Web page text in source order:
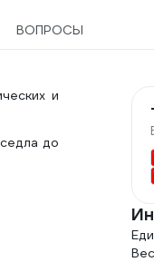
ВОПРОСЫ
и
до